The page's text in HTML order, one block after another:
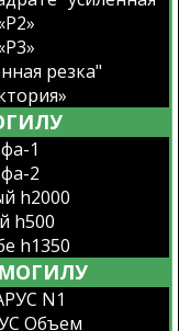
резка"
1
2
h2000
h500
h1350
N1
Объем